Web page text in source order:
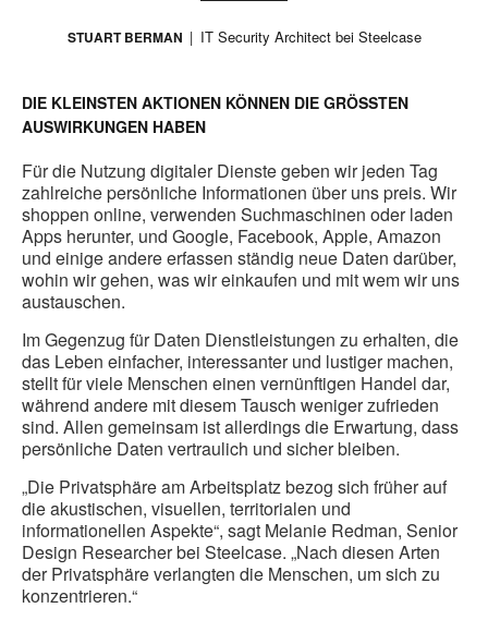
STUART BERMAN IT Security Architect bei Steelcase
DIE KLEINSTEN AKTIONEN KÖNNEN DIE GRÖSSTEN A
USWIRKUNGEN HABEN
Für die Nutzung digitaler Dienste geben wir jeden Tag
zahlreiche persönliche Informationen über uns preis. Wir
shoppen online, verwenden Suchmaschinen oder laden
Apps herunter, und Google, Facebook, Apple, Amazon
und einige andere erfassen ständig neue Daten darüber,
wohin wir gehen, was wir einkaufen und mit wem wir uns
austauschen.
Im Gegenzug für Daten Dienstleistungen zu erhalten, die
das Leben einfacher, interessanter und lustiger machen,
stellt für viele Menschen einen vernünftigen Handel dar,
während andere mit diesem Tausch weniger zufrieden
sind. Allen gemeinsam ist allerdings die Erwartung, dass
persönliche Daten vertraulich und sicher bleiben.
„Die Privatsphäre am Arbeitsplatz bezog sich früher auf
die akustischen, visuellen, territorialen und
informationellen Aspekte“, sagt Melanie Redman, Senior
Design Researcher bei Steelcase. „Nach diesen Arten
der Privatsphäre verlangten die Menschen, um sich zu
konzentrieren.“